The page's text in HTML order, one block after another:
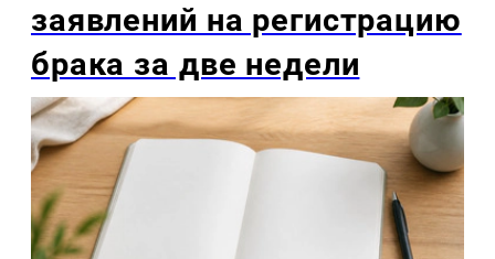
заявлений на регистрацию
брака за две недели